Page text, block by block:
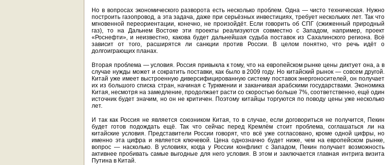
Но в вопросах экономического разворота есть несколько проблем. Одна — чисто техническая. Нужно
построить газопровод, а эта задача, даже при серьёзных инвестициях, требует нескольких лет. Так что
мгновенной переориентации, конечно, не произойдёт. Если говорить об СПГ (сжиженный природный
газ), то на Дальнем Востоке эти проекты реализуются совместно с Западом, например, проект
«Роснефти», и неизвестно, какова будет дальнейшая судьба поставок из Сахалинского региона. Всё
зависит от того, расширятся ли санкции против России. В целом понятно, что речь идёт о
долгоиграющих планах.
Вторая проблема — условия. Россия привыкла к тому, что на европейском рынке цены диктует она, а в
случае нужды может и сократить поставки, как было в 2009 году. Но китайский рынок — совсем другой.
Китай уже имеет выстроенную диверсифицированную систему поставок энергоносителей, он получает
их из большого списка стран, начиная с Туркмении и заканчивая арабскими государствами. Экономика
Китая, несмотря на замедление, продолжает расти со скоростью больше 7%, соответственно, ещё один
источник будет значим, но он не критичен. Поэтому китайцы торгуются по поводу цены уже несколько
лет.
И так как Россия не является союзником Китая, то в случае, если договориться не получится, Пекин
будет готов подождать ещё. Так что сейчас перед Кремлём стоит проблема, соглашаться ли на
китайские условия. Представители России говорят, что всё уже согласовано, кроме одной цифры, но
именно эта цифра и является ключевой. Цена однозначно будет ниже, чем на европейском рынке,
вопрос — насколько. В условиях, когда у России конфликт с Западом, Пекин получает возможность
активнее пробивать самые выгодные для него условия. В этом и заключается главная интрига визита
Путина в Китай.